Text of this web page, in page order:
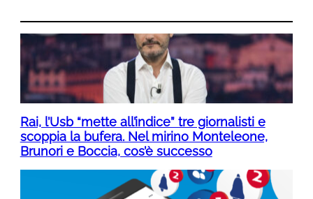
Rai, l’Usb “mette all’indice” tre giornalisti e
scoppia la bufera. Nel mirino Monteleone,
Brunori e Boccia, cos’è successo